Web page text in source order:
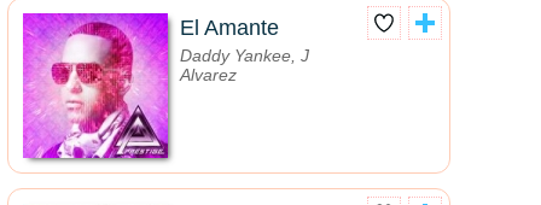
El Amante
Daddy Yankee, J
Alvarez